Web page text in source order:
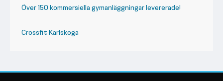
Över 150 kommersiella gymanläggningar levererade!
Crossfit Karlskoga